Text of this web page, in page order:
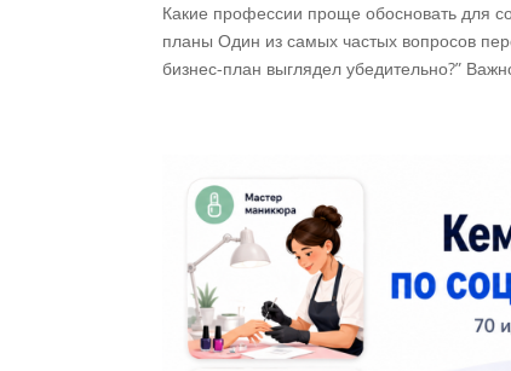
Какие профессии проще обосновать для
планы Один из самых частых вопросов
бизнес-план выглядел убедительно?”